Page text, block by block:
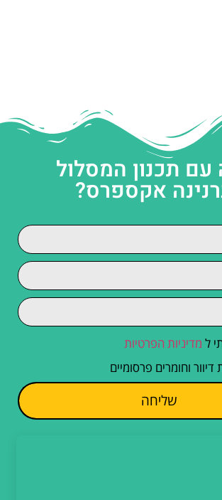
עם תכנון המסלול
אקספרס?
ל מדיניות הפרטיות
וחומרים פרסומיים
שליחה